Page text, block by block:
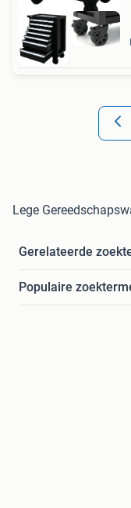
Lege
Gerelateerde
Populaire